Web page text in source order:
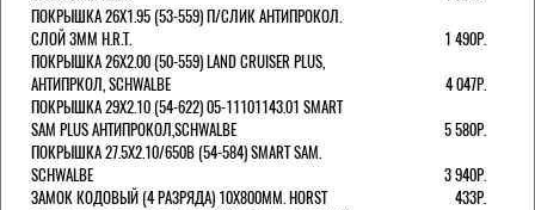
ПОКРЫШКА 26X1.95 (53-559) П/СЛИК АНТИПРОКОЛ.
СЛОЙ 3ММ H.R.T.
1 490Р.
ПОКРЫШКА 26X2.00 (50-559) LAND CRUISER PLUS,
АНТИПРКОЛ, SCHWALBE
4 047Р.
ПОКРЫШКА 29X2.10 (54-622) 05-11101143.01 SMART
SAM PLUS АНТИПРОКОЛ,SCHWALBE
5 580Р.
ПОКРЫШКА 27.5X2.10/650B (54-584) SMART SAM.
SCHWALBE
3 940Р.
ЗАМОК КОДОВЫЙ (4 РАЗРЯДА) 10Х800ММ. HORST
433Р.